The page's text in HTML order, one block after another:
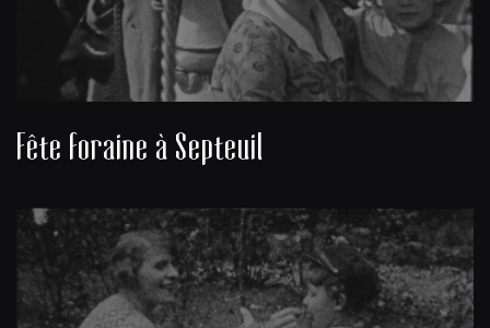
Fête foraine à Septeuil